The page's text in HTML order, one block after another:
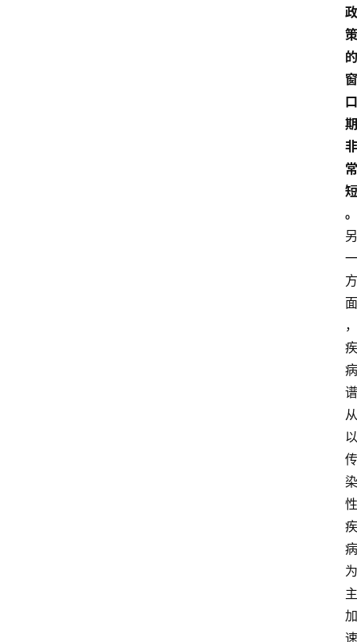
政
策
的
窗
口
期
非
常
短
。
另
一
方
面
，
疾
病
谱
从
以
传
染
性
疾
病
为
主
加
速